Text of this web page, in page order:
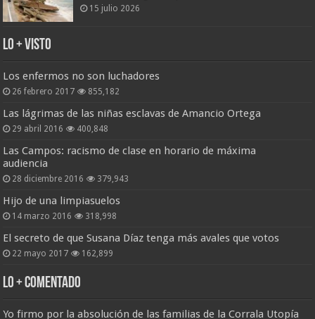
15 julio 2026
Lo + Visto
Los enfermos no son luchadores
26 febrero 2017 855,182
Las lágrimas de las niñas esclavas de Amancio Ortega
29 abril 2016 400,848
Las Campos: racismo de clase en horario de máxima
audiencia
28 diciembre 2016 379,943
Hijo de una limpiasuelos
14 marzo 2016 318,998
El secreto de que Susana Díaz tenga más avales que votos
22 mayo 2017 162,899
Lo + Comentado
Yo firmo por la absolución de las familias de la Corrala Utopía